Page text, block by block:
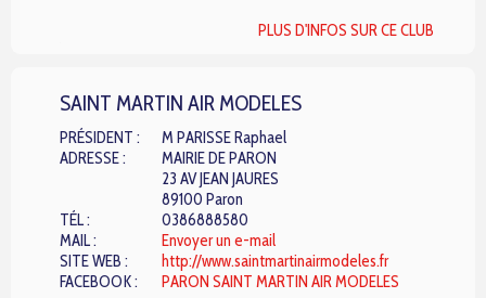
PLUS D'INFOS SUR CE CLUB
SAINT MARTIN AIR MODELES
PRÉSIDENT :
M PARISSE Raphael
ADRESSE :
MAIRIE DE PARON
23 AV JEAN JAURES
89100 Paron
TÉL :
0386888580
MAIL :
Envoyer un e-mail
SITE WEB :
http://www.saintmartinairmodeles.fr
FACEBOOK :
PARON SAINT MARTIN AIR MODELES